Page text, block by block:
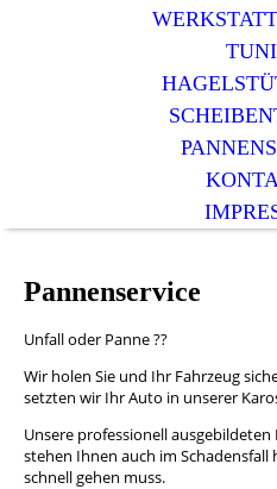
Pannenservice
Unfall oder Panne ??
Wir holen Sie und Ihr Fahrzeug
setzten wir Ihr Auto in unserer
Unsere professionell
stehen Ihnen auch im Schadensfall
schnell gehen muss.